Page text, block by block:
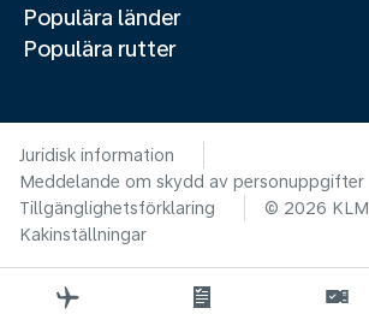
Populära länder
Populära rutter
Juridisk information
Meddelande om skydd av personuppgifter
Tillgänglighetsförklaring
© 2026 KLM
Kakinställningar